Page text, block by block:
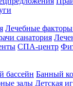
Лечебные факторы
санатория
СПА-центр
бассейн Банный
залы Детская